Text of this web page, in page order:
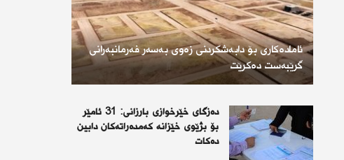
ئامادەکاری بۆ دابەشکردنی زەوی بەسەر فەرمانبەرانی
گرێبەست دەکرێت
دەزگای خێرخوازی بارزانی: 31 ئامێر
بۆ بژێوی خێزانە کەمدەراتەکان دابین
دەکات